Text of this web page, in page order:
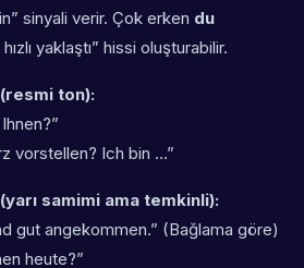
sinyali verir. Çok erken du
yaklaştı” hissi oluşturabilir.
ton):
vorstellen? Ich bin …”
samimi ama temkinli):
gut angekommen.” (Bağlama göre)
heute?”